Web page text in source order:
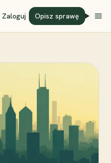
Zaloguj Opisz sprawę